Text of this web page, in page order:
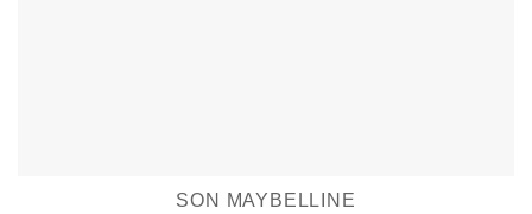
SON MAYBELLINE